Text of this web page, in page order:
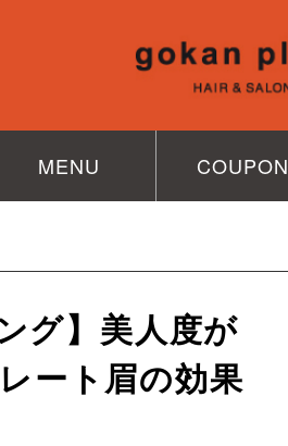
MENU COUPON
グ】美人度が
ート眉の効果